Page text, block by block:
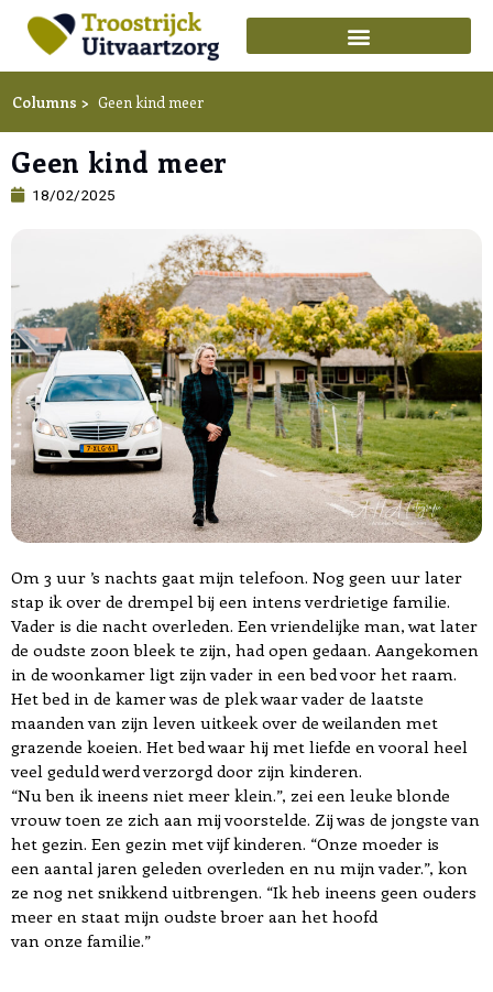
naar
Columns > Geen kind meer
Geen kind meer
18/02/2025
Om 3 uur ’s nachts gaat mijn telefoon. Nog geen uur later
stap ik over de drempel bij een intens verdrietige familie.
Vader is die nacht overleden. Een vriendelijke man, wat later
de oudste zoon bleek te zijn, had open gedaan. Aangekomen
in de woonkamer ligt zijn vader in een bed voor het raam.
Het bed in de kamer was de plek waar vader de laatste
maanden van zijn leven uitkeek over de weilanden met
grazende koeien. Het bed waar hij met liefde en vooral heel
veel geduld werd verzorgd door zijn kinderen.
“Nu ben ik ineens niet meer klein.”, zei een leuke blonde
vrouw toen ze zich aan mij voorstelde. Zij was de jongste van
het gezin. Een gezin met vijf kinderen. “Onze moeder is
een aantal jaren geleden overleden en nu mijn vader.”, kon
ze nog net snikkend uitbrengen. “Ik heb ineens geen ouders
meer en staat mijn oudste broer aan het hoofd
van onze familie.”